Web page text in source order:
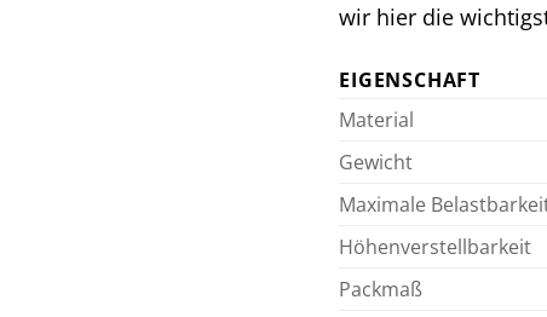
wir hier die
EIGENSCHAFT
Material
Gewicht
Maximale
Höhenverstellbarkeit
Packmaß